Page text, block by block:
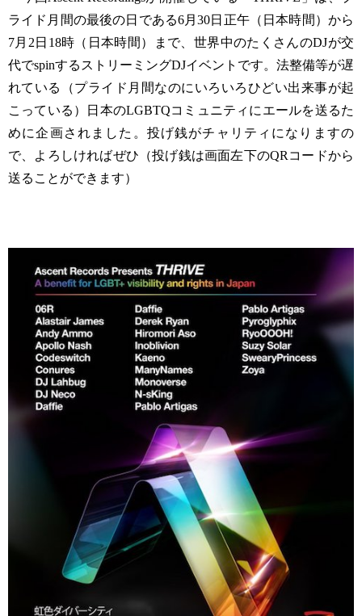
ライド月間の最後の日である6月30日正午（日本時間）から
7月2日18時（日本時間）まで、世界中のたくさんのDJが交
代でspinするストリーミングDJイベントです。法整備等が遅
れている（プライド月間なのにいろいろひどい出来事が起
こっている）日本のLGBTQコミュニティにエールを送るた
めに企画されました。投げ銭がチャリティになりますの
で、よろしければぜひ（投げ銭は画面左下のQRコードから
送ることができます）